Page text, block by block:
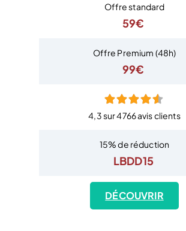
Offre standard
59€
Offre Premium (48h)
99€
4,3 sur 4766 avis clients
15% de réduction
LBDD15
DÉCOUVRIR